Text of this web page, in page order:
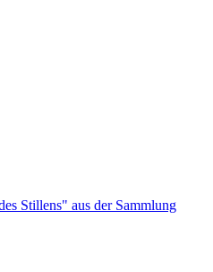
Stillens" aus der Sammlung